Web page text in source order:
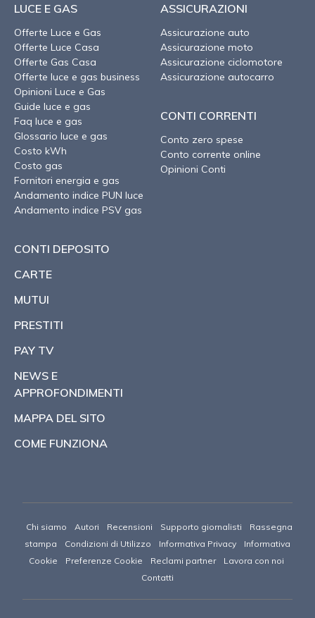
LUCE E GAS
Offerte Luce e Gas
Offerte Luce Casa
Offerte Gas Casa
Offerte luce e gas business
Opinioni Luce e Gas
Guide luce e gas
Faq luce e gas
Glossario luce e gas
Costo kWh
Costo gas
Fornitori energia e gas
Andamento indice PUN luce
Andamento indice PSV gas
ASSICURAZIONI
Assicurazione auto
Assicurazione moto
Assicurazione ciclomotore
Assicurazione autocarro
CONTI CORRENTI
Conto zero spese
Conto corrente online
Opinioni Conti
CONTI DEPOSITO
CARTE
MUTUI
PRESTITI
PAY TV
NEWS E
APPROFONDIMENTI
MAPPA DEL SITO
COME FUNZIONA
Chi siamo Autori Recensioni Supporto giornalisti
Rassegna
stampa
Condizioni di Utilizzo Informativa Privacy
Informativa
Cookie
Preferenze Cookie Reclami partner
Lavora con noi
Contatti